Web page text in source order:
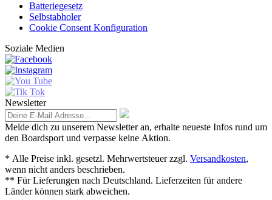
Batteriegesetz
Selbstabholer
Cookie Consent Konfiguration
Soziale Medien
Newsletter
Melde dich zu unserem Newsletter an, erhalte neueste Infos rund um
den Boardsport und verpasse keine Aktion.
* Alle Preise inkl. gesetzl. Mehrwertsteuer zzgl. Versandkosten,
wenn nicht anders beschrieben.
** Für Lieferungen nach Deutschland. Lieferzeiten für andere
Länder können stark abweichen.